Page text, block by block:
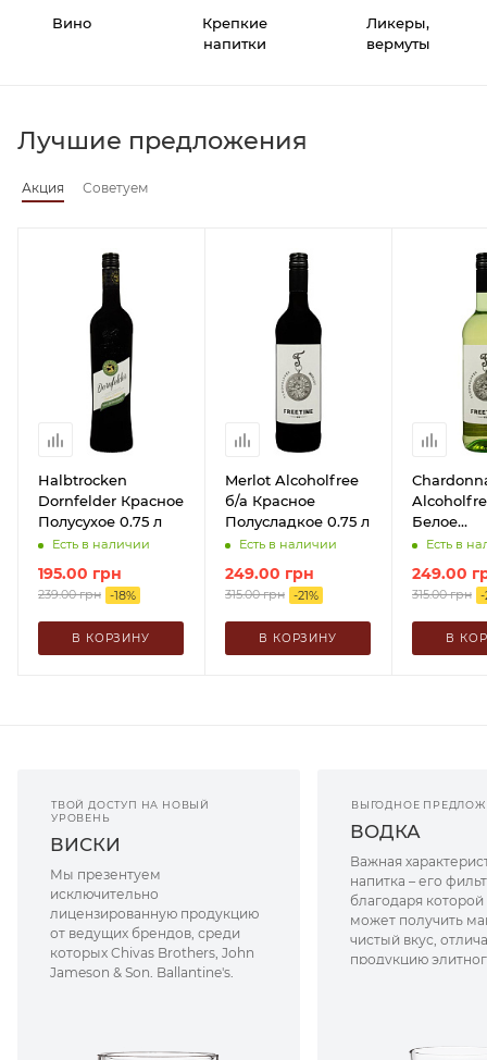
Вино
Крепкие
напитки
Ликеры,
вермуты
Лучшие предложения
Акция Советуем
Halbtrocken
Dornfelder Красное
Полусухое 0.75 л
Есть в наличии
195.00 грн
239.00грн -18%
В КОРЗИНУ
Merlot Alcoholfree
б/а Красное
Полусладкое 0.75 л
Есть в наличии
249.00 грн
315.00грн -21%
В КОРЗИНУ
Белое
Есть в
249.00
315.00грн -
В
ТВОЙ ДОСТУП НА НОВЫЙ
УРОВЕНЬ
ВИСКИ
Мы презентуем
исключительно
лицензированную продукцию
от ведущих брендов, среди
которых Chivas Brothers, John
Jameson & Son, Ballantine's,
признание на мировом рынке.
ВЫГОДНОЕ
ВОДКА
Важная
напитка – его
благодаря
может получить
чистый вкус,
продукцию